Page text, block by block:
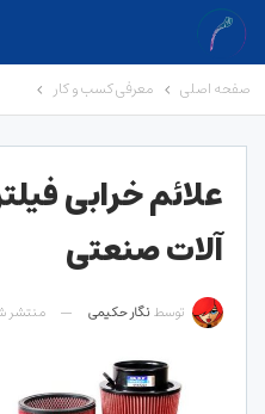
صفحه اصلی معرفی کسب و کار
علائم خرابی
آلات صنعتی
توسط نگار حکیمی منتشر